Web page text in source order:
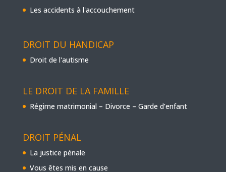
Les accidents à l'accouchement
DROIT DU HANDICAP
Droit de l'autisme
LE DROIT DE LA FAMILLE
Régime matrimonial – Divorce – Garde d’enfant
DROIT PÉNAL
La justice pénale
Vous êtes mis en cause